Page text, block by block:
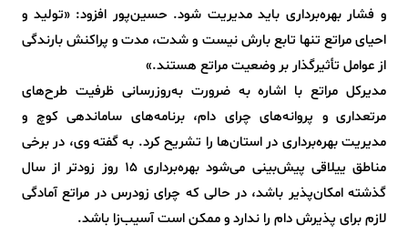
و فشار بهره‌برداری باید مدیریت شود. حسین‌پور افزود: «تولید و
احیای مراتع تنها تابع بارش نیست و شدت، مدت و پراکنش بارندگی
از عوامل تأثیرگذار بر وضعیت مراتع هستند.»
مدیرکل مراتع با اشاره به ضرورت به‌روزرسانی ظرفیت طرح‌های
مرتعداری و پروانه‌های چرای دام، برنامه‌های ساماندهی کوچ و
مدیریت بهره‌برداری در استان‌ها را تشریح کرد. به گفته وی، در برخی
مناطق ییلاقی پیش‌بینی می‌شود بهره‌برداری ۱۵ روز زودتر از سال
گذشته امکان‌پذیر باشد، در حالی که چرای زودرس در مراتع آمادگی
لازم برای پذیرش دام را ندارد و ممکن است آسیب‌زا باشد.